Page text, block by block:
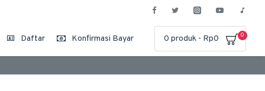
Daftar Konfirmasi Bayar 0 produk - Rp0 0